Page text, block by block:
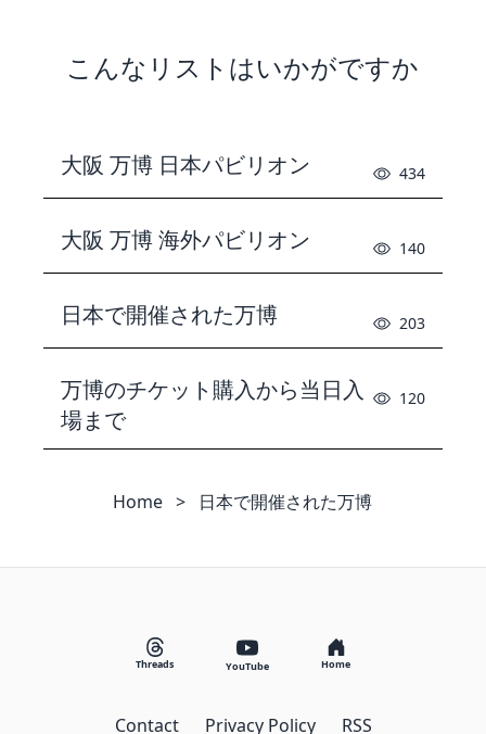
こんなリストはいかがですか
大阪 万博 日本パビリオン 434
大阪 万博 海外パビリオン 140
日本で開催された万博 203
万博のチケット購入から当日入
場まで
120
Home > 日本で開催された万博
Threads YouTube Home
Contact Privacy Policy RSS